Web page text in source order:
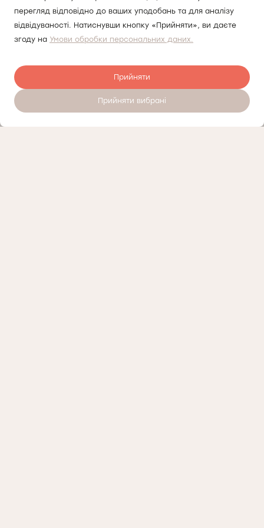
перегляд відповідно до ваших уподобань та для аналізу
відвідуваності. Натиснувши кнопку «Прийняти», ви даєте
згоду на Умови обробки персональних даних.
Прийняти
Прийняти вибрані